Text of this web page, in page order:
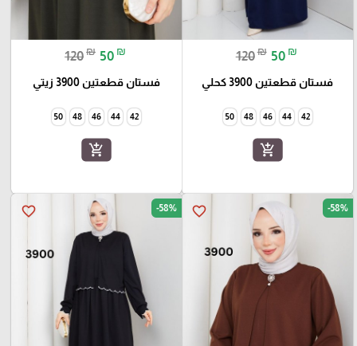
120₪ 50 ₪
فستان قطعتين 3900 كحلي
42
44
46
48
50
add_shopping_cart
120₪ 50 ₪
فستان قطعتين 3900 زيتي
42
44
46
48
50
add_shopping_cart
favorite_border -58%
favorite_border -58%